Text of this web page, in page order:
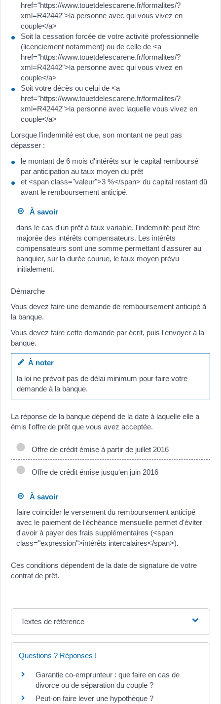
href="https://www.touetdelescarene.fr/formalites/?
xml=R42442">la personne avec qui vous vivez en
couple</a>
Soit la cessation forcée de votre activité professionnelle
(licenciement notamment) ou de celle de <a
href="https://www.touetdelescarene.fr/formalites/?
xml=R42442">la personne avec qui vous vivez en
couple</a>
Soit votre décès ou celui de <a
href="https://www.touetdelescarene.fr/formalites/?
xml=R42442">la personne avec laquelle vous vivez en
couple</a>
Lorsque l'indemnité est due, son montant ne peut pas
dépasser :
le montant de 6 mois d'intérêts sur le capital remboursé
par anticipation au taux moyen du prêt
et <span class="valeur">3 %</span> du capital restant dû
avant le remboursement anticipé.
À savoir
dans le cas d'un prêt à taux variable, l'indemnité peut être
majorée des intérêts compensateurs. Les intérêts
compensateurs sont une somme permettant d'assurer au
banquier, sur la durée courue, le taux moyen prévu
initialement.
Démarche
Vous devez faire une demande de remboursement anticipé à
la banque.
Vous devez faire cette demande par écrit, puis l'envoyer à la
banque.
À noter
la loi ne prévoit pas de délai minimum pour faire votre
demande à la banque.
La réponse de la banque dépend de la date à laquelle elle a
émis l'offre de prêt que vous avez acceptée.
Offre de crédit émise à partir de juillet 2016
Offre de crédit émise jusqu'en juin 2016
À savoir
faire coïncider le versement du remboursement anticipé
avec le paiement de l'échéance mensuelle permet d'éviter
d'avoir à payer des frais supplémentaires (<span
class="expression">intérêts intercalaires</span>).
Ces conditions dépendent de la date de signature de votre
contrat de prêt.
Textes de référence
Questions ? Réponses !
Garantie co-emprunteur : que faire en cas de
divorce ou de séparation du couple ?
Peut-on faire lever une hypothèque ?